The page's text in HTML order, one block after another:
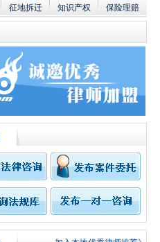
征地拆迁 知识产权 保险理赔